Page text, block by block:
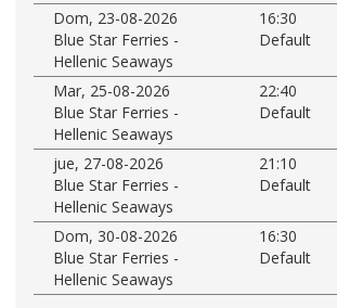
Dom, 23-08-2026
16:30
Blue Star Ferries -
Hellenic Seaways
Default
Mar, 25-08-2026
22:40
Blue Star Ferries -
Hellenic Seaways
Default
jue, 27-08-2026
21:10
Blue Star Ferries -
Hellenic Seaways
Default
Dom, 30-08-2026
16:30
Blue Star Ferries -
Hellenic Seaways
Default